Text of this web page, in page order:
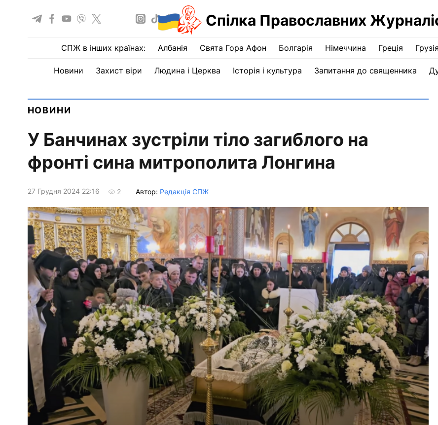
Спілка Православних
СПЖ в інших країнах: Албанія Свята Гора Афон Болгарія Німеччина Греція Грузія
Новини Захист віри Людина і Церква Історія і культура Запитання до священника
НОВИНИ
У Банчинах зустріли тіло загиблого на
фронті сина митрополита Лонгина
27 Грудня 2024 22:16 2 Автор: Редакція СПЖ